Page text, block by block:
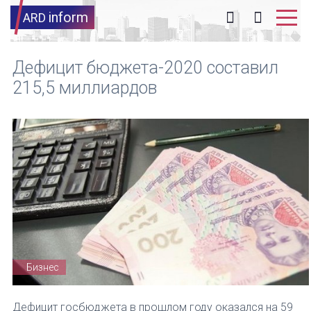
ARD inform
Дефицит бюджета-2020 составил
215,5 миллиардов
Бизнес
Дефицит госбюджета в прошлом году оказался на 59